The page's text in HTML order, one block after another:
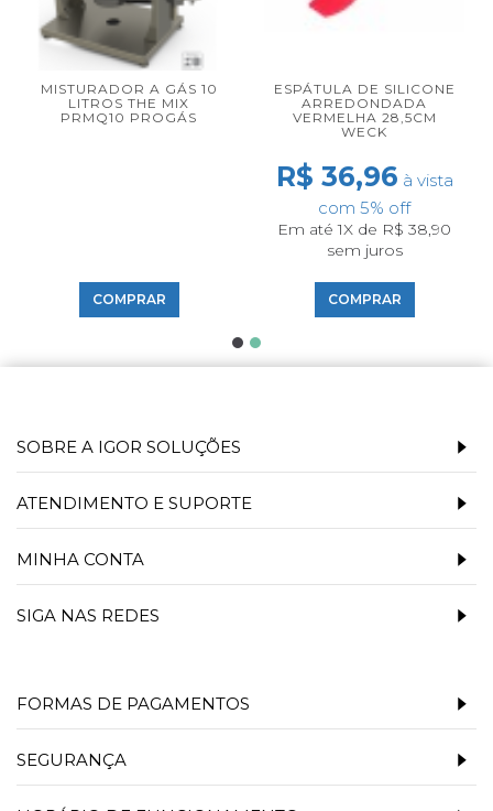
MISTURADOR A GÁS 10
LITROS THE MIX
PRMQ10 PROGÁS
COMPRAR
ESPÁTULA DE SILICONE
ARREDONDADA
VERMELHA 28,5CM
WECK
R$ 36,96 à vista
com 5% off
Em até 1X de R$ 38,90
sem juros
COMPRAR
SOBRE A IGOR SOLUÇÕES
ATENDIMENTO E SUPORTE
MINHA CONTA
SIGA NAS REDES
FORMAS DE PAGAMENTOS
SEGURANÇA